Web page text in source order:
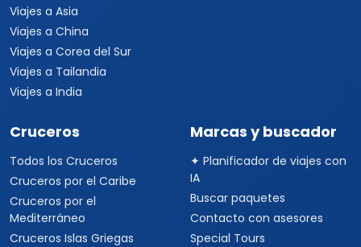
Viajes a Asia
Viajes a China
Viajes a Corea del Sur
Viajes a Tailandia
Viajes a India
Cruceros
Todos los Cruceros
Cruceros por el Caribe
Cruceros por el
Mediterráneo
Cruceros Islas Griegas
Marcas y buscador
✦ Planificador de viajes con
IA
Buscar paquetes
Contacto con asesores
Special Tours